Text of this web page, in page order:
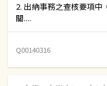
2. 出納事務之查核要項
關....
Q00140316